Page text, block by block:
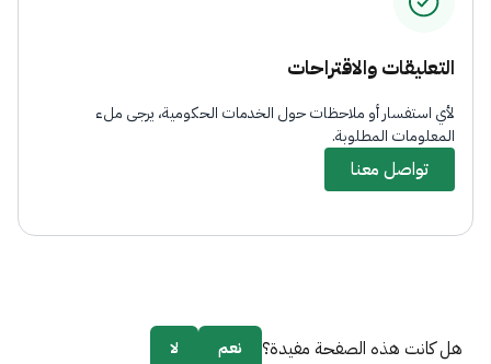
التعليقات والاقتراحات
لأي استفسار أو ملاحظات حول الخدمات الحكومية، يرجى ملء
المعلومات المطلوبة.
تواصل معنا
هل كانت هذه الصفحة مفيدة؟ نعم
لا